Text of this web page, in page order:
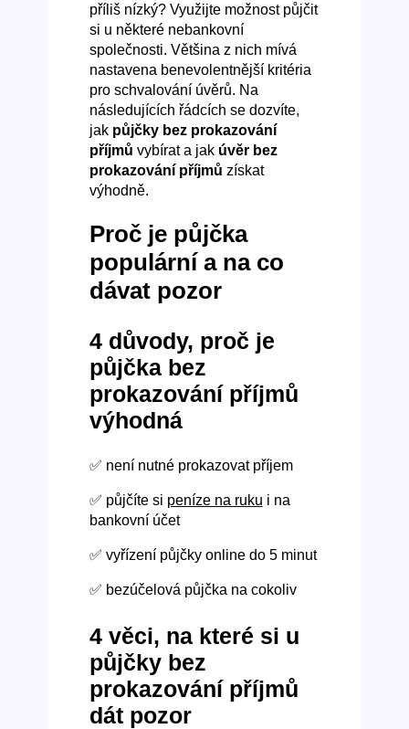
příliš nízký? Využijte možnost půjčit
si u některé nebankovní
společnosti. Většina z nich mívá
nastavena benevolentnější kritéria
pro schvalování úvěrů. Na
následujících řádcích se dozvíte,
jak půjčky bez prokazování
příjmů vybírat a jak úvěr bez
prokazování příjmů získat
výhodně.
Proč je půjčka
populární a na co
dávat pozor
4 důvody, proč je
půjčka bez
prokazování příjmů
výhodná
✅ není nutné prokazovat příjem
✅ půjčíte si peníze na ruku i na
bankovní účet
✅ vyřízení půjčky online do 5 minut
✅ bezúčelová půjčka na cokoliv
4 věci, na které si u
půjčky bez
prokazování příjmů
dát pozor